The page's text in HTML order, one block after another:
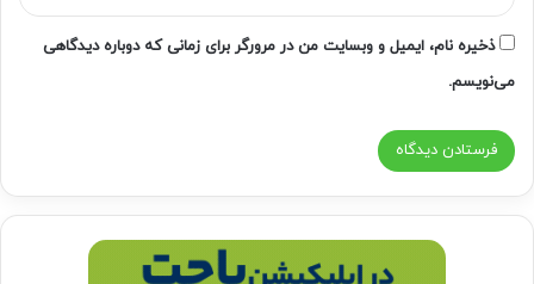
ذخیره نام، ایمیل و وبسایت من در مرورگر برای زمانی که دوباره دیدگاهی
می‌نویسم.